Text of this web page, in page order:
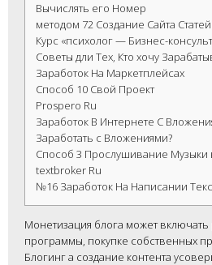
Вычислять его Номер
методом 72 Создание Сайта
Курс «психолог — Бизнес-
Советы дли Тех, Кто хочу
Заработок На Маркетплейсах
Способ 10 Свой Проект
Prospero Ru
Заработок В Интернете С
Заработать с Вложениями?
Способ 3 Прослушивание Музыки
textbroker Ru
№16 Заработок На Написании
Монетизация блога может включать
программы, покупке собственных
Блогинг а создание контента